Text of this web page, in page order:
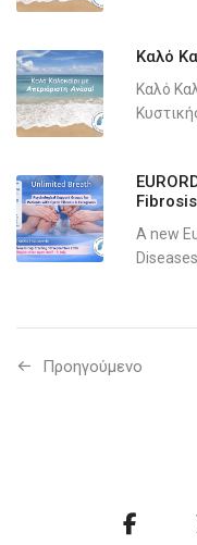
Καλό
Καλό
A new
Προηγούμενo